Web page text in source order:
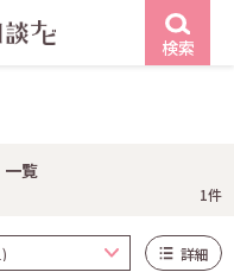
検索
一覧
1件
詳細